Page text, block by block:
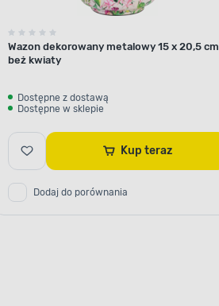
Wazon dekorowany metalowy 15 x 20,5 cm
beż kwiaty
Dostępne z dostawą
Dostępne w sklepie
Kup teraz
Dodaj do porównania